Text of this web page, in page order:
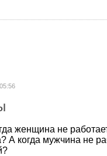
женщина не
А когда мужчина не